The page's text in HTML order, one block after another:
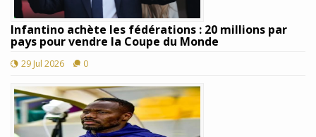
Infantino achète les fédérations : 20 millions par
pays pour vendre la Coupe du Monde
29 Jul 2026 0